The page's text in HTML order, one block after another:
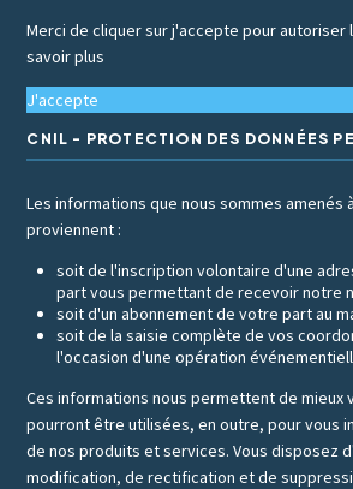
Merci de cliquer sur j'accepte pour
savoir plus
J'accepte
CNIL - PROTECTION DES DONNÉES
Les informations que nous sommes amenés
proviennent :
soit de l'inscription volontaire d'une
part vous permettant de recevoir notre
soit d'un abonnement de votre part au
soit de la saisie complète de vos
l'occasion d'une opération
Ces informations nous permettent de mieux
pourront être utilisées, en outre, pour vous
de nos produits et services. Vous disposez
modification, de rectification et de